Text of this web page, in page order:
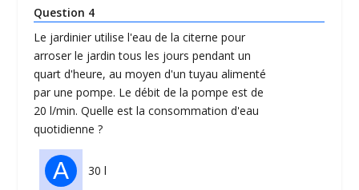
Question 4
Le jardinier utilise l'eau de la citerne pour
arroser le jardin tous les jours pendant un
quart d'heure, au moyen d'un tuyau alimenté
par une pompe. Le débit de la pompe est de
20 l/min. Quelle est la consommation d'eau
quotidienne ?
A 30 l